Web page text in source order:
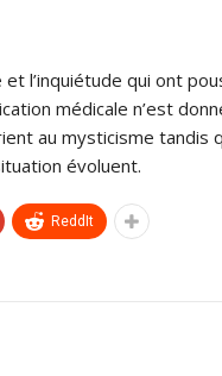
l’inquiétude qui ont
médicale n’est
au mysticisme tandis
évoluent.
ReddIt